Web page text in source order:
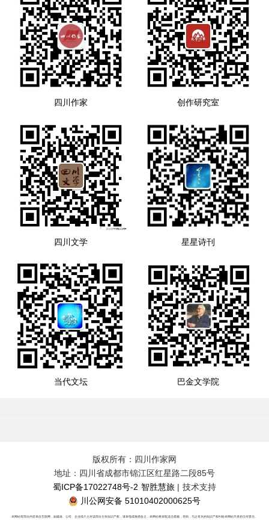
四川作家 创作研究室
四川文学 星星诗刊
当代文坛 巴金文学院
版权所有：四川作家网
地址：四川省成都市锦江区红星路二段85号
蜀ICP备17022748号-2 智胜慧旅| 技术支持
川公网安备 51010402000625号
本网站有部分内容来自互联网，如媒体、公司、企业或个人对该部分主张知识产权，请来电或致函告之，本网站将采取适当措施，否则，与之有关的知识产权纠纷本网站不承担任何责任。